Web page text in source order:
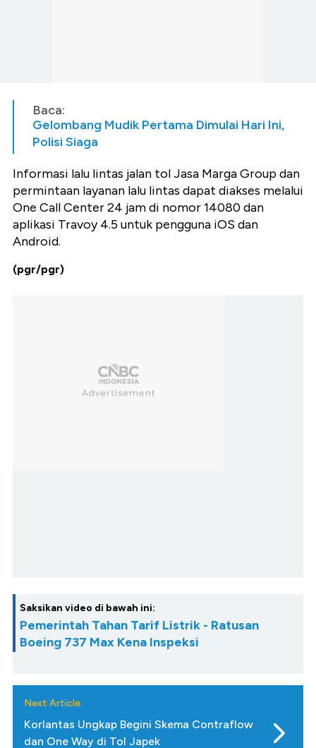
Baca:
Gelombang Mudik Pertama Dimulai Hari Ini,
Polisi Siaga
Informasi lalu lintas jalan tol Jasa Marga Group dan
permintaan layanan lalu lintas dapat diakses melalui
One Call Center 24 jam di nomor 14080 dan
aplikasi Travoy 4.5 untuk pengguna iOS dan
Android.
(pgr/pgr)
Saksikan video di bawah ini:
Pemerintah Tahan Tarif Listrik - Ratusan
Boeing 737 Max Kena Inspeksi
Next Article
Korlantas Ungkap Begini Skema Contraflow
dan One Way di Tol Japek